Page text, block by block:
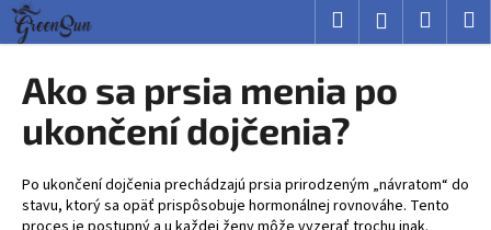
Prejsť
obsah
Hľadať Prihlásenie
Ako sa prsia menia po
ukončení dojčenia?
Po ukončení dojčenia prechádzajú prsia prirodzeným „návratom“ do
stavu, ktorý sa opäť prispôsobuje hormonálnej rovnováhe. Tento
K
o
Č
o
p
o